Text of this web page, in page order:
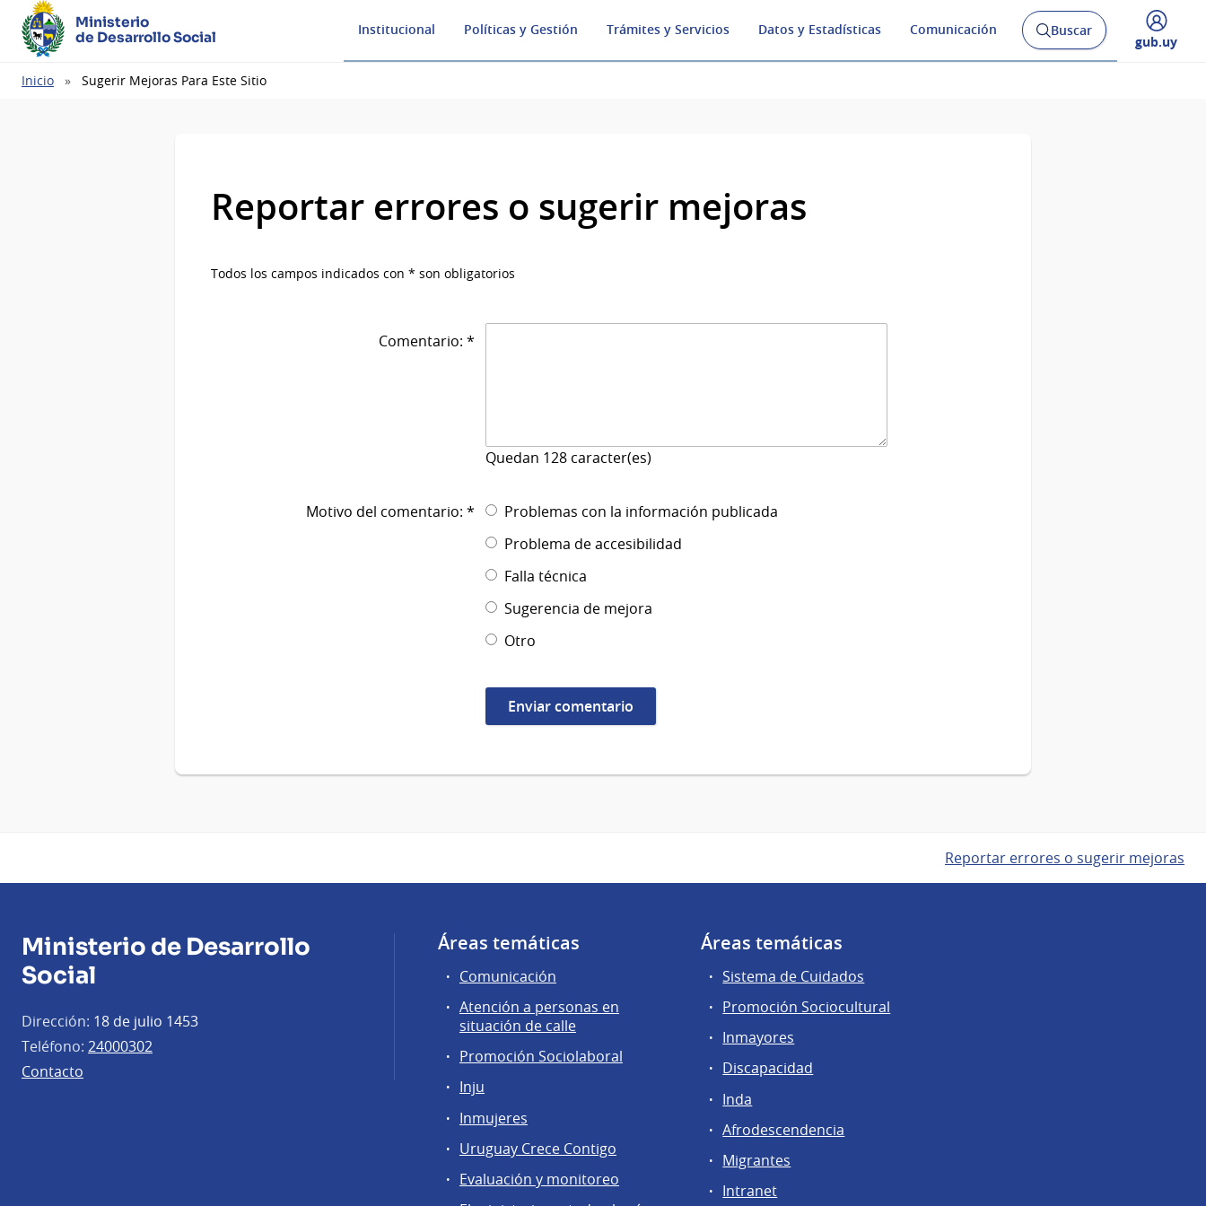
Ministerio
de Desarrollo Social
Institucional Políticas y Gestión Trámites y Servicios Datos y Estadísticas Comunicación
Abrir
buscador
Buscar
Desplegar
gub.uy
Ruta
Inicio Sugerir Mejoras Para Este Sitio
Reportar errores o sugerir mejoras
Todos los campos indicados con * son obligatorios
Comentario: *
Quedan 128 caracter(es)
Motivo del comentario: *
Problemas con la información publicada
Problema de accesibilidad
Falla técnica
Sugerencia de mejora
Otro
Reportar errores o sugerir mejoras
Ministerio de Desarrollo
Social
Dirección: 18 de julio 1453
Teléfono: 24000302
Contacto
Áreas temáticas
Comunicación
Atención a personas en
situación de calle
Promoción Sociolaboral
Inju
Inmujeres
Uruguay Crece Contigo
Evaluación y monitoreo
Áreas temáticas
Sistema de Cuidados
Promoción Sociocultural
Inmayores
Discapacidad
Inda
Afrodescendencia
Migrantes
Intranet